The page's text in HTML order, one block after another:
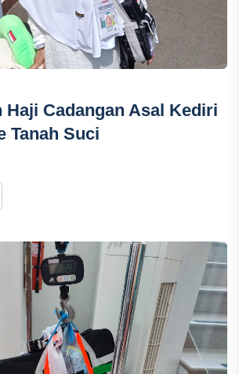
Haji Cadangan Asal Kediri
Tanah Suci